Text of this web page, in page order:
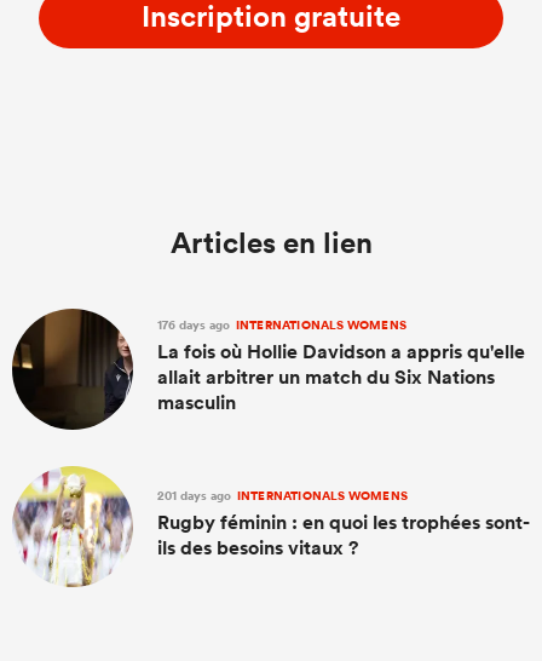
Inscription gratuite
Articles en lien
176 days ago INTERNATIONALS WOMENS
La fois où Hollie Davidson a appris qu'elle
allait arbitrer un match du Six Nations
masculin
201 days ago INTERNATIONALS WOMENS
Rugby féminin : en quoi les trophées sont-
ils des besoins vitaux ?